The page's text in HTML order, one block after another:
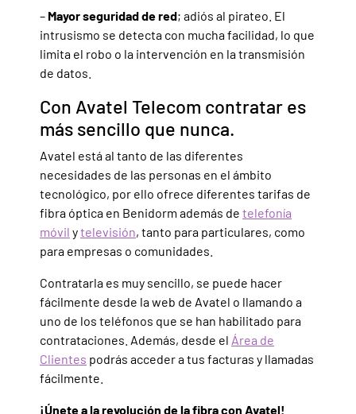
– Mayor seguridad de red; adiós al pirateo. El
intrusismo se detecta con mucha facilidad, lo que
limita el robo o la intervención en la transmisión
de datos.
Con Avatel Telecom contratar es
más sencillo que nunca.
Avatel está al tanto de las diferentes
necesidades de las personas en el ámbito
tecnológico, por ello ofrece diferentes tarifas de
fibra óptica en Benidorm además de telefonía
móvil ytelevisión, tanto para particulares, como
para empresas o comunidades.
Contratarla es muy sencillo, se puede hacer
fácilmente desde la web de Avatel o llamando a
uno de los teléfonos que se han habilitado para
contrataciones. Además, desde el Área de
Clientes podrás acceder a tus facturas y llamadas
fácilmente.
¡Únete a la revolución de la fibra con Avatel!